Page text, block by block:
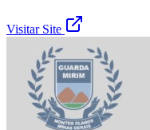
Visitar Site